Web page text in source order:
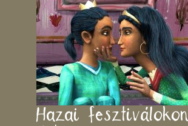
Hazai fesztiválokon